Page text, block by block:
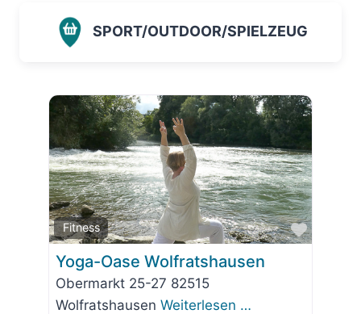
SPORT/OUTDOOR/SPIELZEUG
Fitness
Favorit
Yoga-Oase Wolfratshausen
Obermarkt 25-27 82515
Wolfratshausen Weiterlesen …